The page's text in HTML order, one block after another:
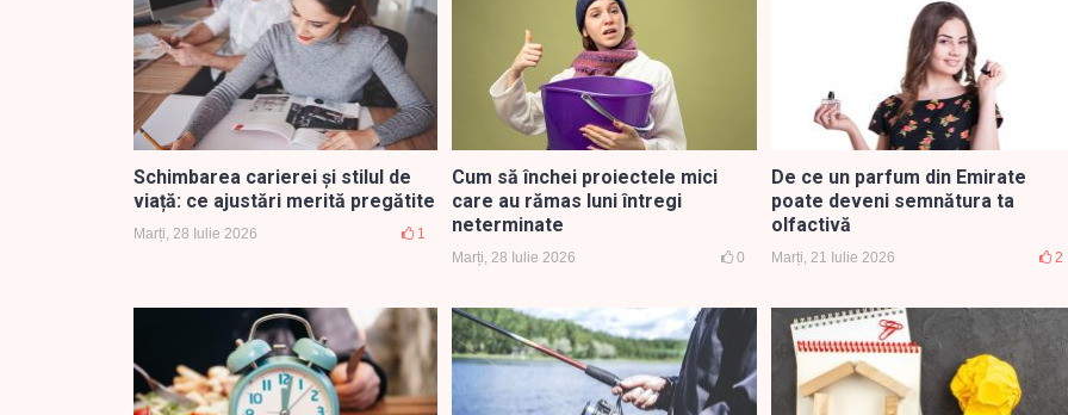
Schimbarea carierei și stilul de
viață: ce ajustări merită pregătite
Marți, 28 Iulie 2026 1
Cum să închei proiectele mici
care au rămas luni întregi
neterminate
Marți, 28 Iulie 2026 0
De ce un parfum din Emirate
poate deveni semnătura ta
olfactivă
Marți, 21 Iulie 2026 2